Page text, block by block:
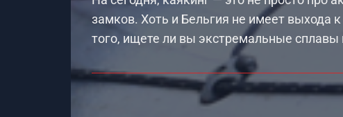
замков. Хоть и Бельгия не имеет выхода
того, ищете ли вы экстремальные